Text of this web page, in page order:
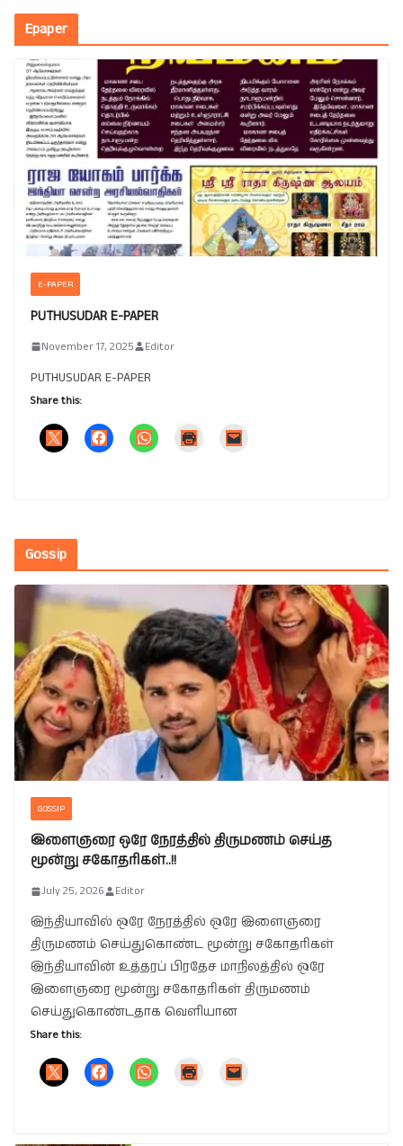
Epaper
E-PAPER
PUTHUSUDAR E-PAPER
November 17, 2025 Editor
PUTHUSUDAR E-PAPER
Share this:
Gossip
GOSSIP
இளைஞரை ஒரே நேரத்தில் திருமணம் செய்த
மூன்று சகோதரிகள்..!!
July 25, 2026 Editor
இந்தியாவில் ஒரே நேரத்தில் ஒரே இளைஞரை
திருமணம் செய்துகொண்ட மூன்று சகோதரிகள்
இந்தியாவின் உத்தரப் பிரதேச மாநிலத்தில் ஒரே
இளைஞரை மூன்று சகோதரிகள் திருமணம்
செய்துகொண்டதாக வெளியான
Share this: